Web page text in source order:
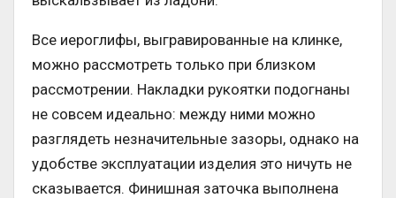
Все иероглифы, выгравированные на клинке,
можно рассмотреть только при близком
рассмотрении. Накладки рукоятки подогнаны
не совсем идеально: между ними можно
разглядеть незначительные зазоры, однако на
удобстве эксплуатации изделия это ничуть не
сказывается. Финишная заточка выполнена